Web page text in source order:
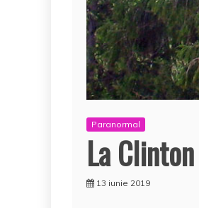
Paranormal
La
13 iunie 2019